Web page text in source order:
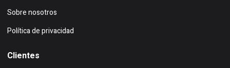
Sobre nosotros
Política de privacidad
Clientes